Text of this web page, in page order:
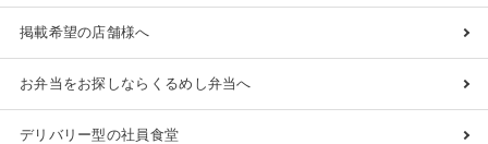
掲載希望の店舗様へ
お弁当をお探しならくるめし弁当へ
デリバリー型の社員食堂